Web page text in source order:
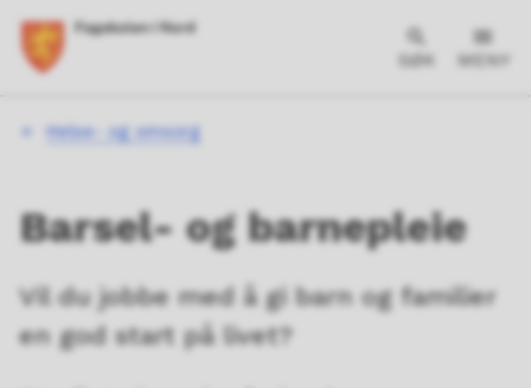
SØK MENY
Du
Helse- og omsorg
Barsel- og barnepleie
Vil du jobbe med å gi barn og familier
en god start på livet?